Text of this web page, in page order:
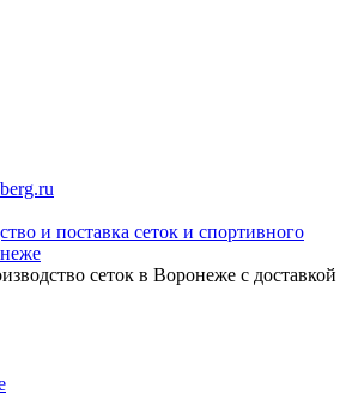
сеток в Воронеже с доставкой